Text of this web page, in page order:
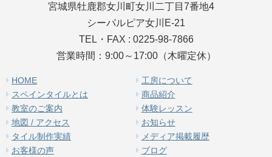
宮城県牡鹿郡女川町女川二丁目7番地4
シーパルピア女川E-21
TEL・FAX : 0225-98-7866
営業時間：9:00～17:00（木曜定休）
HOME
工房について
スペインタイルとは
商品紹介
教室のご案内
体験レッスン
地図 / アクセス
お知らせ
タイル制作実績
メディア掲載履歴
お客様の声
ブログ